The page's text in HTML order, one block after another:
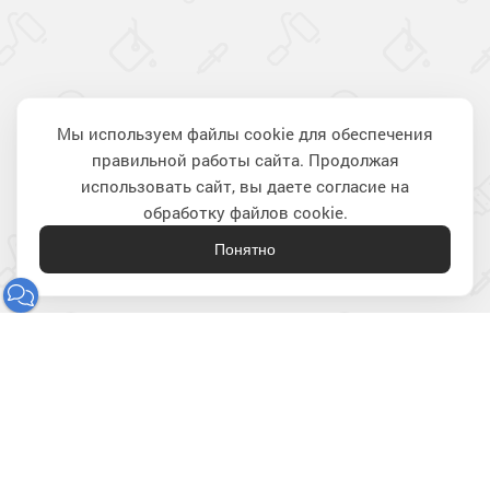
Мы используем файлы cookie для обеспечения
правильной работы сайта. Продолжая
использовать сайт, вы даете согласие на
обработку файлов cookie.
Понятно